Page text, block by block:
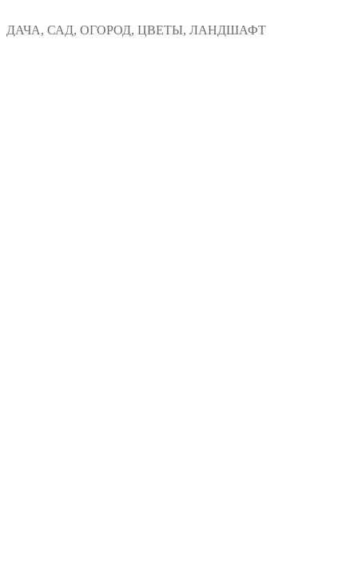
к
ДАЧА, САД, ОГОРОД, ЦВЕТЫ, ЛАНДШАФТ